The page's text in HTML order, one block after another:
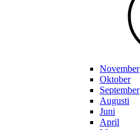
November
Oktober
September
Augusti
Juni
April